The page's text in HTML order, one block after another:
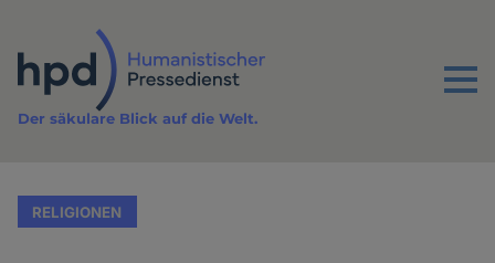
Inhalt
Menu
Der säkulare Blick auf die Welt.
RELIGIONEN